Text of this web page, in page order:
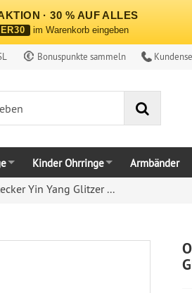
· 30 % AUF ALLES
im Warenkorb eingeben
Bonuspunkte sammeln
Kinder Ohrringe Armbänder
Yin Yang Glitzer ...